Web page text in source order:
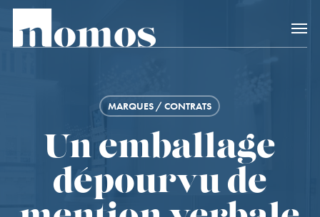
Skip
main
Accès rapide
MARQUES / CONTRATS
Un emballage
dépourvu de